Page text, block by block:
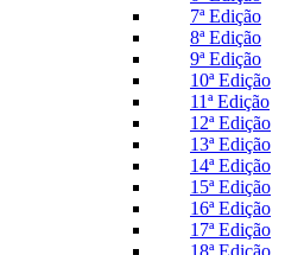
7ª Edição
8ª Edição
9ª Edição
10ª Edição
11ª Edição
12ª Edição
13ª Edição
14ª Edição
15ª Edição
16ª Edição
17ª Edição
18ª Edição